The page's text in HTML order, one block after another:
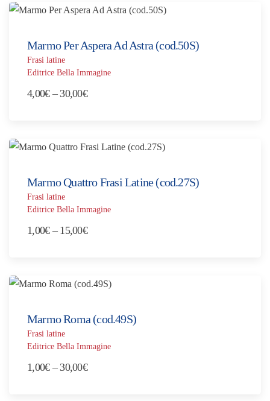
da
Marmo Per Aspera Ad Astra (cod.50S)
Frasi latine
Editrice Bella Immagine
4,00€ – 30,00€Fascia
da
a
Marmo Quattro Frasi Latine (cod.27S)
Frasi latine
Editrice Bella Immagine
1,00€ – 15,00€Fascia
da
Marmo Roma (cod.49S)
Frasi latine
Editrice Bella Immagine
1,00€ – 30,00€Fascia